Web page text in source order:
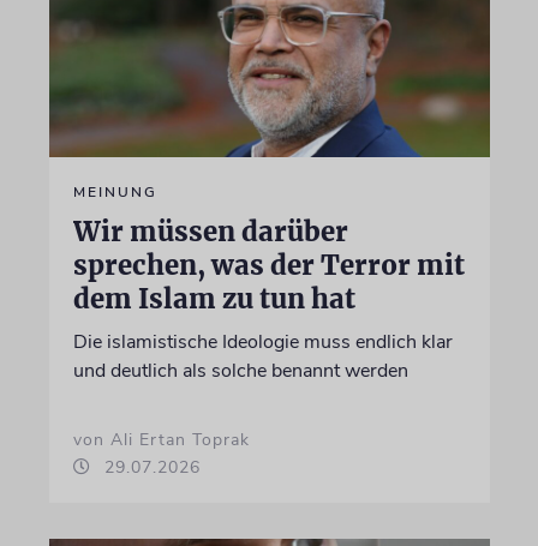
MEINUNG
Wir müssen darüber
sprechen, was der Terror mit
dem Islam zu tun hat
Die islamistische Ideologie muss endlich klar
und deutlich als solche benannt werden
von Ali Ertan Toprak
29.07.2026